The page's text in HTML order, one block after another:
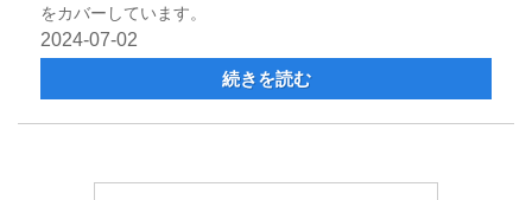
をカバーしています。
2024-07-02
続きを読む